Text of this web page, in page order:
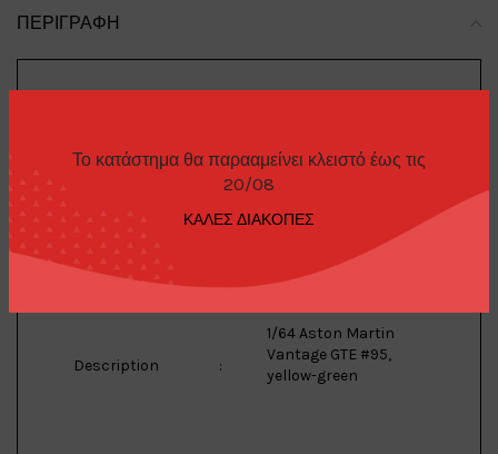
Το κατάστημα θα παρααμείνει κλειστό έως τις
20/08
ΚΑΛΕΣ ΔΙΑΚΟΠΕΣ
ΠΕΡΙΓΡΑΦΉ
Model
Description :
1/64 Aston Martin
Vantage GTE #95,
yellow-green